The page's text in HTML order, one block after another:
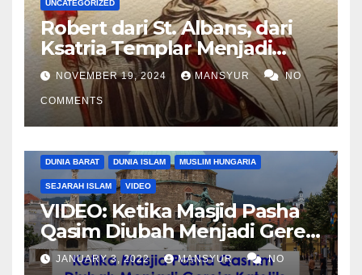
UNCATEGORIZED
Robert dari St. Albans, dari
Ksatria Templar Menjadi
Komandan Pasukan
Shalahuddin Merebut
Kembali Yerusalem
NOVEMBER 19, 2024 MANSYUR NO
COMMENTS
DUNIA BARAT DUNIA ISLAM MUSLIM HUNGARIA
SEJARAH ISLAM VIDEO
VIDEO: Ketika Masjid Pasha
Qasim Diubah Menjadi Gereja
Katolik di Pecs, Hungaria
JANUARY 3, 2022 MANSYUR NO